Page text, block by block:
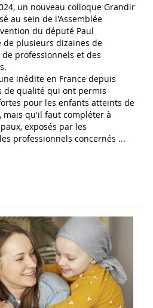
un nouveau colloque Grandir
au sein de l'Assemblée
du député Paul
de plusieurs dizaines de
professionnels et des
inédite en France depuis
de qualité qui ont permis
pour les enfants atteints de
mais qu'il faut compléter à
exposés par les
professionnels concernés ...